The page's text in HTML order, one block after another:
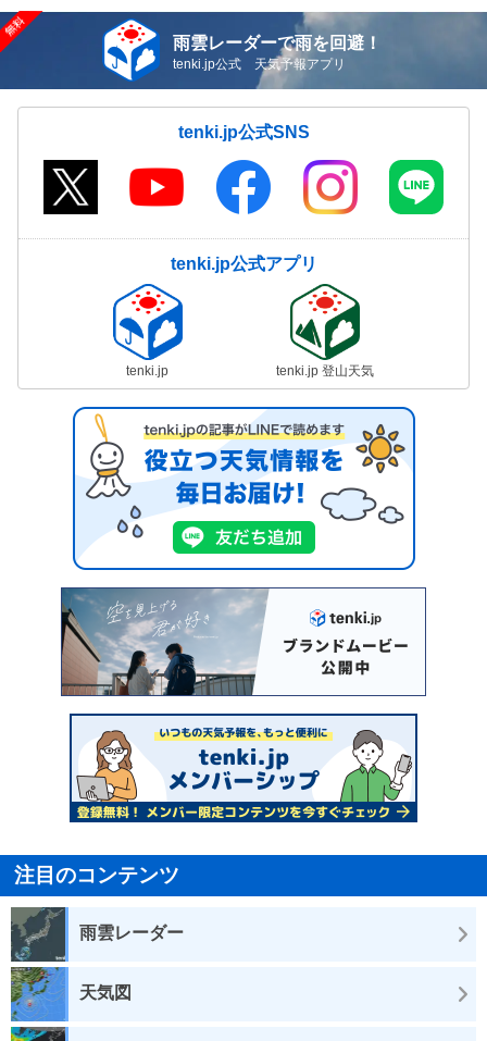
雨雲レーダーで雨を回避！
tenki.jp公式 天気予報アプリ
tenki.jp公式SNS
tenki.jp公式アプリ
tenki.jp tenki.jp 登山天気
注目のコンテンツ
雨雲レーダー
天気図